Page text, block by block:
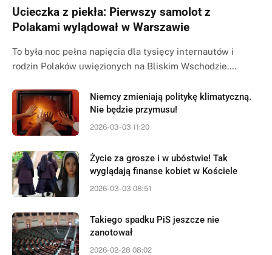
Ucieczka z piekła: Pierwszy samolot z
Polakami wylądował w Warszawie
To była noc pełna napięcia dla tysięcy internautów i
rodzin Polaków uwięzionych na Bliskim Wschodzie.…
Niemcy zmieniają politykę klimatyczną.
Nie będzie przymusu!
2026-03-03 11:20
Życie za grosze i w ubóstwie! Tak
wyglądają finanse kobiet w Kościele
2026-03-03 08:51
Takiego spadku PiS jeszcze nie
zanotował
2026-02-28 08:02